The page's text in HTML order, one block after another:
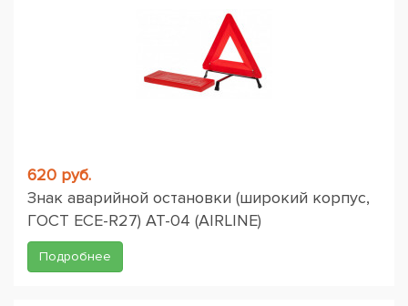
620 руб.
Знак аварийной остановки (широкий корпус,
ГОСТ ЕСЕ-R27) AT-04 (AIRLINE)
Подробнее